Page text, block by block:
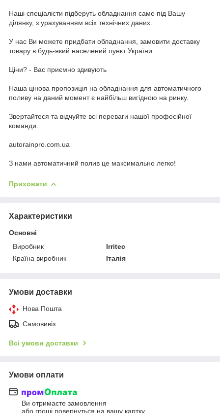
Наші спеціалісти підберуть обладнання саме під Вашу
ділянку, з урахуванням всіх технічних даних.
У нас Ви можете придбати обладнання, замовити доставку
товару в будь-який населений пункт України.
Ціни? - Вас приємно здивують
Наша цінова пропозиція на обладнання для автоматичного
поливу на даний момент є найбільш вигідною на ринку.
Звертайтеся та відчуйте всі переваги нашої професійної
команди.
autorainpro.com.ua
З нами автоматичний полив це максимально легко!
Приховати
Характеристики
Основні
Виробник
Irritec
Країна виробник
Італія
Умови доставки
Нова Пошта
Самовивіз
Всі умови доставки
Умови оплати
Ви отримаєте замовлення
або гроші повернуться на вашу картку